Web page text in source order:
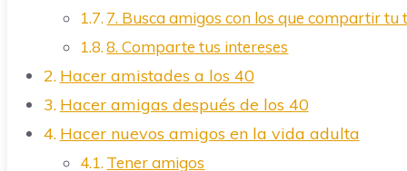
7. Busca amigos con los que compartir tu
8. Comparte tus intereses
Hacer amistades a los 40
Hacer amigas después de los 40
Hacer nuevos amigos en la vida adulta
Tener amigos